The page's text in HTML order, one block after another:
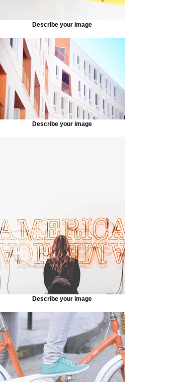
Describe your image
Describe your image
Describe your image